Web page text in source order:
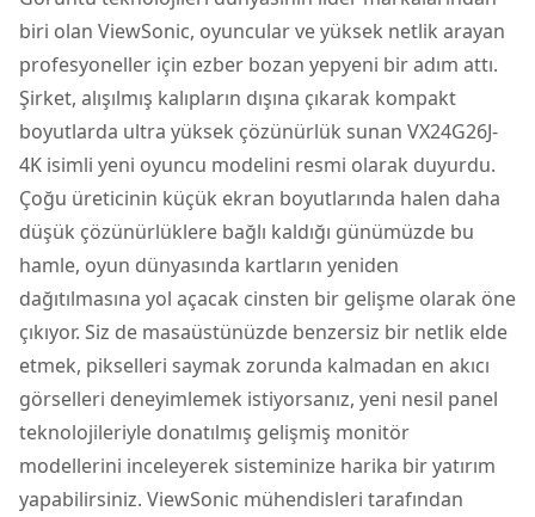
biri olan ViewSonic, oyuncular ve yüksek netlik arayan
profesyoneller için ezber bozan yepyeni bir adım attı.
Şirket, alışılmış kalıpların dışına çıkarak kompakt
boyutlarda ultra yüksek çözünürlük sunan VX24G26J-
4K isimli yeni oyuncu modelini resmi olarak duyurdu.
Çoğu üreticinin küçük ekran boyutlarında halen daha
düşük çözünürlüklere bağlı kaldığı günümüzde bu
hamle, oyun dünyasında kartların yeniden
dağıtılmasına yol açacak cinsten bir gelişme olarak öne
çıkıyor. Siz de masaüstünüzde benzersiz bir netlik elde
etmek, pikselleri saymak zorunda kalmadan en akıcı
görselleri deneyimlemek istiyorsanız, yeni nesil panel
teknolojileriyle donatılmış gelişmiş monitör
modellerini inceleyerek sisteminize harika bir yatırım
yapabilirsiniz. ViewSonic mühendisleri tarafından